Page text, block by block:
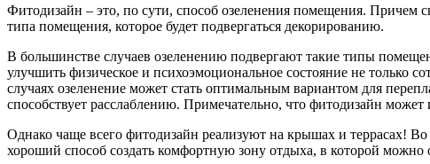
Фитодизайн – это, по сути, способ озеленения помещения. Причем
типа помещения, которое будет подвергаться декорированию.
В большинстве случаев озеленению подвергают такие типы
улучшить физическое и психоэмоциональное состояние не только
случаях озеленение может стать оптимальным вариантом для
способствует расслаблению. Примечательно, что фитодизайн
Однако чаще всего фитодизайн реализуют на крышах и террасах!
хороший способ создать комфортную зону отдыха, в которой можно